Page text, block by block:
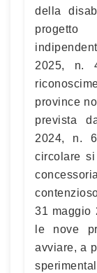
della
2025, n.
province
prevista
2024, n.
circolare
31 maggio
le nove
avviare, a